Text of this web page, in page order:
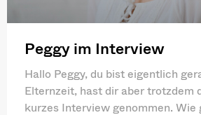
Peggy im Interview
Hallo Peggy, du bist eigentlich
Elternzeit, hast dir aber trotzdem
kurzes Interview genommen. Wie